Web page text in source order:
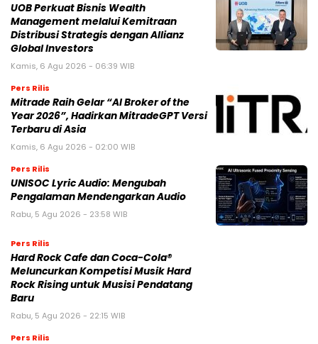
UOB Perkuat Bisnis Wealth
Management melalui Kemitraan
Distribusi Strategis dengan Allianz
Global Investors
Kamis, 6 Agu 2026 - 06:39 WIB
Pers Rilis
Mitrade Raih Gelar “AI Broker of the
Year 2026”, Hadirkan MitradeGPT Versi
Terbaru di Asia
Kamis, 6 Agu 2026 - 02:00 WIB
Pers Rilis
UNISOC Lyric Audio: Mengubah
Pengalaman Mendengarkan Audio
Rabu, 5 Agu 2026 - 23:58 WIB
Pers Rilis
Hard Rock Cafe dan Coca-Cola®
Meluncurkan Kompetisi Musik Hard
Rock Rising untuk Musisi Pendatang
Baru
Rabu, 5 Agu 2026 - 22:15 WIB
Pers Rilis